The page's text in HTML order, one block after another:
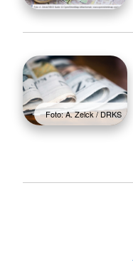
Foto: A. Zelck / DRKS